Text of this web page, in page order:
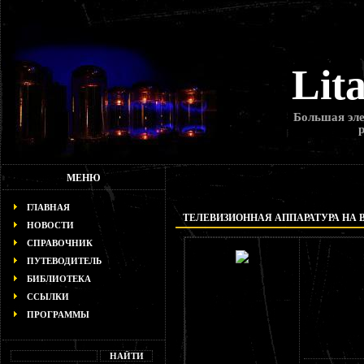
Большая
МЕНЮ
ГЛАВНАЯ
НОВОСТИ
СПРАВОЧНИК
ПУТЕВОДИТЕЛЬ
БИБЛИОТЕКА
ССЫЛКИ
ПРОГРАММЫ
ТЕЛЕВИЗИОННАЯ АППАРАТУРА НА